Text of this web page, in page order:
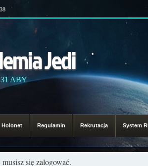
Jedi
31 ABY
Holonet Regulamin Rekrutacja System
się zalogować.